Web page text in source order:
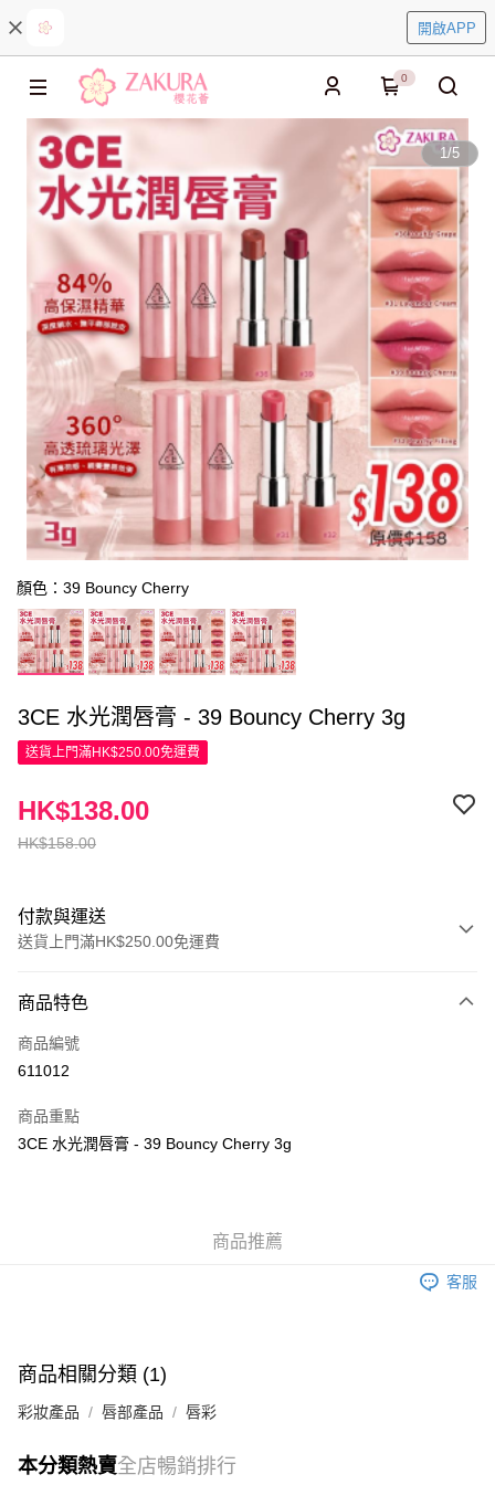
開啟APP
0
1/5
顏色：39 Bouncy Cherry
3CE 水光潤唇膏 - 39 Bouncy Cherry 3g
送貨上門滿HK$250.00免運費
HK$158.00
HK$138.00
付款與運送
送貨上門滿HK$250.00免運費
信用卡
Apple Pay
WeChat Pay
JD京東物流，訂單確認發貨後2-4個工作天送達
商品特色
商品編號
611012
商品重點
3CE 水光潤唇膏 - 39 Bouncy Cherry 3g
商品推薦
客服
商品相關分類 (1)
彩妝產品 唇部產品 唇彩
本分類熱賣全店暢銷排行